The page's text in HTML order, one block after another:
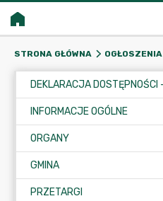
STRONA GŁÓWNA OGŁOSZENIA
INFORMACJE OGÓLNE
ORGANY
GMINA
PRZETARGI